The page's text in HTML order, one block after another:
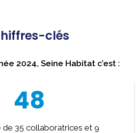
clés
2024, Seine Habitat c’est :
48
de 35 collaboratrices et 9